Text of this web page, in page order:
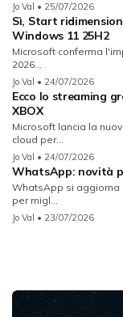
Jo Val • 25/07/2026
Sì, Start
Windows 11 25H2
Microsoft conferma
2026...
Jo Val • 24/07/2026
Ecco lo streaming
XBOX
Microsoft lancia la
cloud per...
Jo Val • 24/07/2026
WhatsApp: novità
WhatsApp si aggiorna
per migl...
Jo Val • 23/07/2026